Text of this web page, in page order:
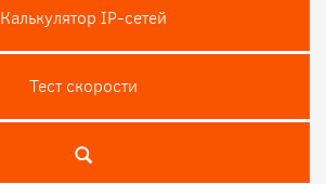
Калькулятор IP-сетей
Тест скороcти